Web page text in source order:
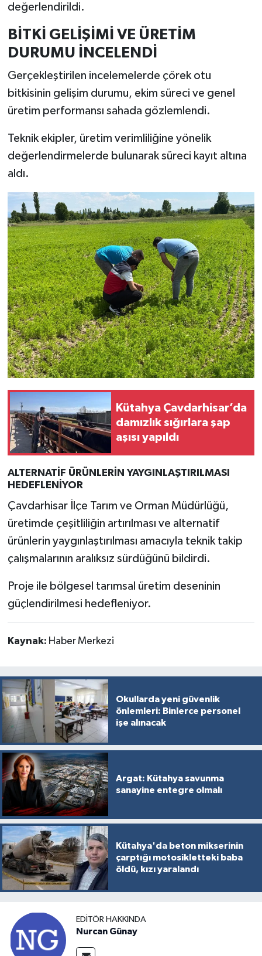
değerlendirildi.
BİTKİ GELİŞİMİ VE ÜRETİM
DURUMU İNCELENDİ
Gerçekleştirilen incelemelerde çörek otu
bitkisinin gelişim durumu, ekim süreci ve genel
üretim performansı sahada gözlemlendi.
Teknik ekipler, üretim verimliliğine yönelik
değerlendirmelerde bulunarak süreci kayıt altına
aldı.
Kütahya Çavdarhisar’da
damızlık sığırlara şap
aşısı yapıldı
ALTERNATİF ÜRÜNLERİN YAYGINLAŞTIRILMASI
HEDEFLENİYOR
Çavdarhisar İlçe Tarım ve Orman Müdürlüğü,
üretimde çeşitliliğin artırılması ve alternatif
ürünlerin yaygınlaştırılması amacıyla teknik takip
çalışmalarının aralıksız sürdüğünü bildirdi.
Proje ile bölgesel tarımsal üretim deseninin
güçlendirilmesi hedefleniyor.
Kaynak: Haber Merkezi
Okullarda yeni güvenlik
önlemleri: Binlerce personel
işe alınacak
Argat: Kütahya savunma
sanayine entegre olmalı
Kütahya'da beton mikserinin
çarptığı motosikletteki baba
öldü, kızı yaralandı
EDITÖR HAKKINDA
Nurcan Günay
Magazin
Otomobil
Pazarlar
Politika
Rüya Tabirleri
Sağlık
Şaphane
Simav
Siyaset
Spor
Tavşanlı
Teknoloji
Türkiye
Video Galeri
Yaşam
Yemek Tarifleri